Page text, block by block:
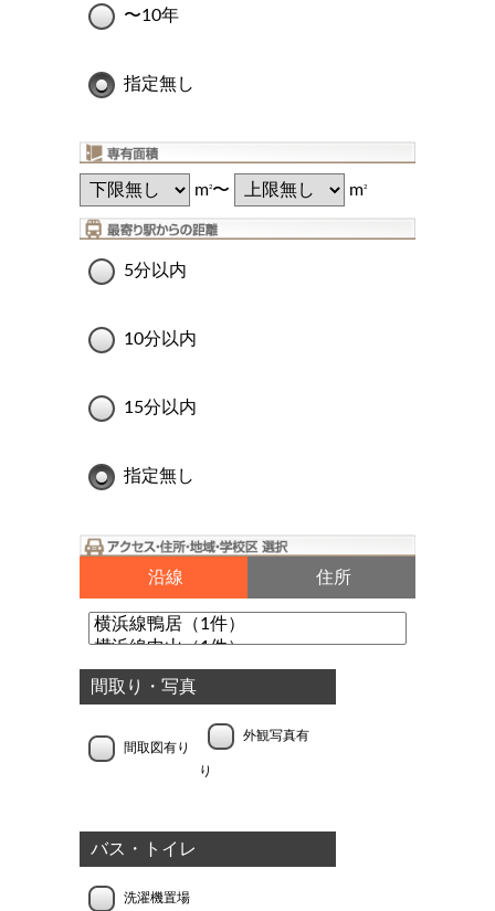
〜10年
指定無し
m2〜 m2
5分以内
10分以内
15分以内
指定無し
沿線 住所
間取り・写真
間取図有り
外観写真有
り
バス・トイレ
洗濯機置場